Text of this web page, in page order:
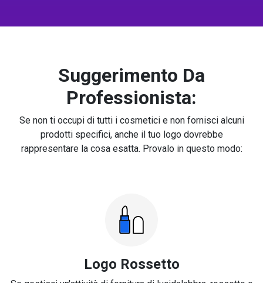
Suggerimento Da
Professionista:
Se non ti occupi di tutti i cosmetici e non fornisci alcuni
prodotti specifici, anche il tuo logo dovrebbe
rappresentare la cosa esatta. Provalo in questo modo:
Logo Rossetto